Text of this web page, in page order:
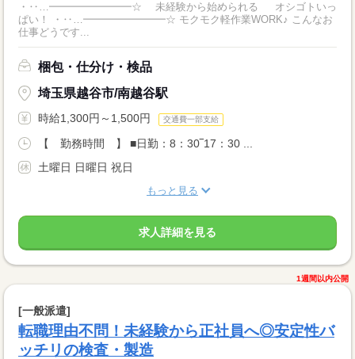
・‥…━━━━━━━━☆ 未経験から始められる オシゴトいっ
ぱい！ ・‥…━━━━━━━━☆ モクモク軽作業WORK♪ こんなお
仕事どうです...
梱包・仕分け・検品
埼玉県越谷市/南越谷駅
時給1,300円～1,500円 交通費一部支給
【 勤務時間 】 ■日勤：8：30‾17：30 ...
土曜日 日曜日 祝日
もっと見る
求人詳細を見る
1週間以内公開
[一般派遣]
転職理由不問！未経験から正社員へ◎安定性バ
ッチリの検査・製造